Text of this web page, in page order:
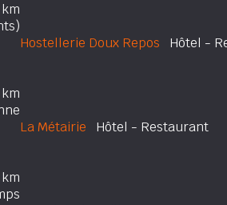
Hostellerie Doux Repos Hôtel -
La Métairie Hôtel - Restaurant